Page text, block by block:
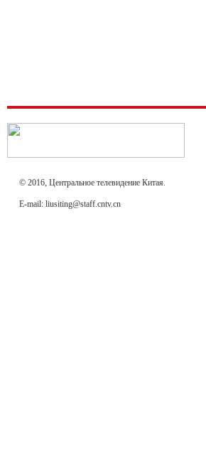
© 2016, Центральное телевидение Китая.
E-mail: liusiting@staff.cntv.cn